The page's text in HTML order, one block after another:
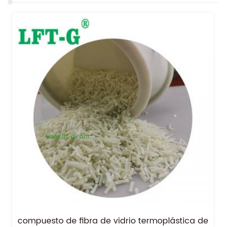
compuesto de fibra de vidrio termoplástica de